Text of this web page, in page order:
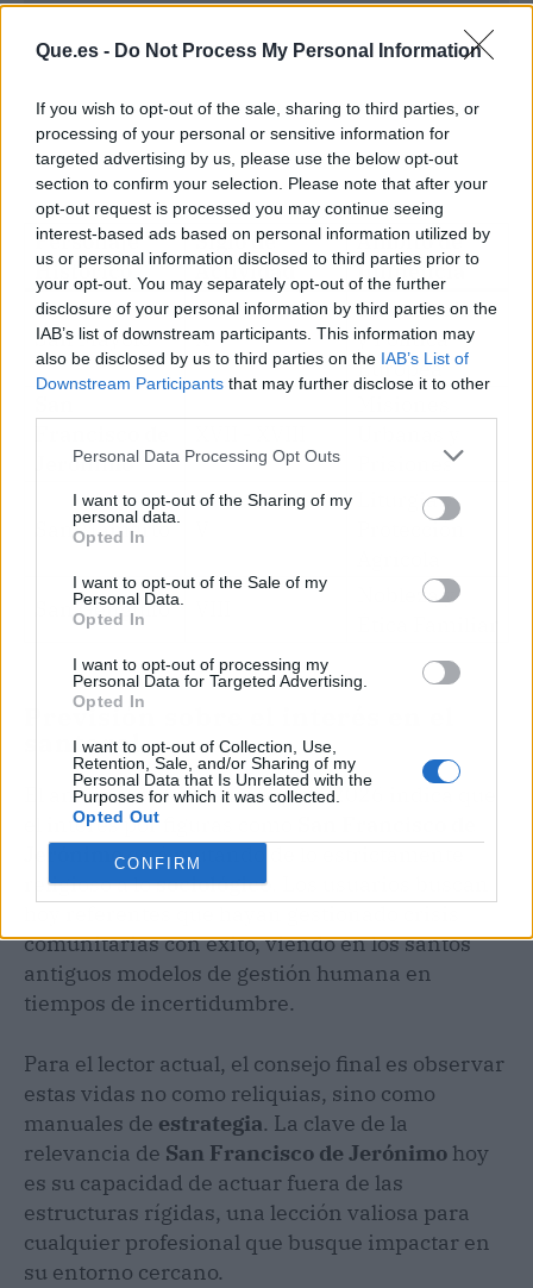
Que.es - Do Not Process My Personal Information
If you wish to opt-out of the sale, sharing to third parties, or
processing of your personal or sensitive information for
targeted advertising by us, please use the below opt-out
section to confirm your selection. Please note that after your
opt-out request is processed you may continue seeing
interest-based ads based on personal information utilized by
us or personal information disclosed to third parties prior to
your opt-out. You may separately opt-out of the further
disclosure of your personal information by third parties on the
IAB’s list of downstream participants. This information may
also be disclosed by us to third parties on the IAB’s List of
Downstream Participants that may further disclose it to other
Personal Data Processing Opt Outs
I want to opt-out of the Sharing of my
personal data.
Opted In
I want to opt-out of the Sale of my
Personal Data.
Opted In
I want to opt-out of processing my
Personal Data for Targeted Advertising.
Opted In
I want to opt-out of Collection, Use,
Retention, Sale, and/or Sharing of my
Personal Data that Is Unrelated with the
Purposes for which it was collected.
Opted Out
CONFIRM
Personaje
Histórico
Siglo de
Actividad
Ámbito de
Influencia
San Mayolo X
Monasterios
y Política
Europea
Jerónimo
Prisiones
San Mamerto
Liturgia y
Protección
San Gengulfo
Nobleza y
Previsión sobre el interés en el
santoral
El análisis de tendencias para 2026 indica que
el interés por figuras como
Jerónimoestá mutando de lo estrictamente
religioso a losociológico
comunitarias con éxito, viendo en los santos
antiguos modelos de gestión humana en
tiempos de incertidumbre.
Para el lector actual, el consejo final es observar
estas vidas no como reliquias, sino como
manuales de estrategia. La clave de la
relevancia de San Francisco de Jerónimo hoy
es su capacidad de actuar fuera de las
estructuras rígidas, una lección valiosa para
cualquier profesional que busque impactar en
su entorno cercano.